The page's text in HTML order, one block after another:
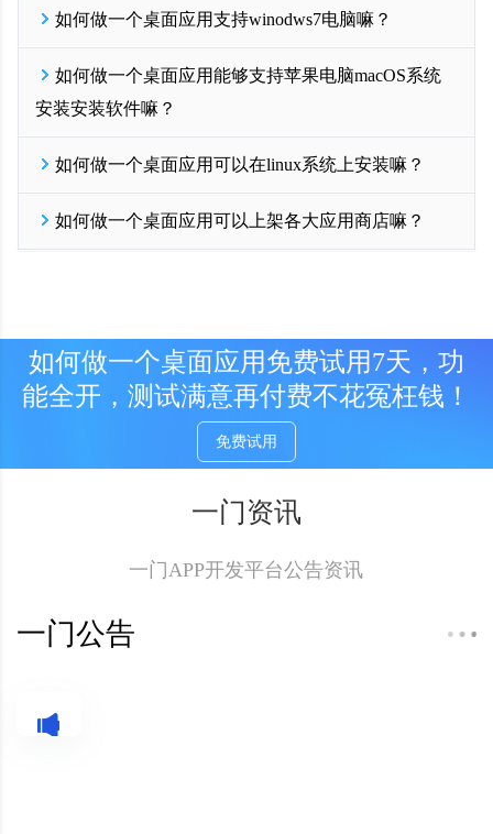
分流下载。
开发EXE从一门开始！免费试用
codesign代码签名证书，也是可以直接在一门开发者后台直接提交申
请的哦
开发EXE从一门开始！免费试用
2. 一门EXE提供200+PC软件原生底层框架接口，PC js API接口，只
需要在您网页上执行JS即可获得原生电脑软件能力，用开发网页的
技术即可做深度电脑软件原生定制
开发EXE从一门开始！免费试用
如何做一个桌面应用支持winodws7电脑嘛？
2. 打包出来的exe软件原则上支持winodws7以上的任意win系统，但
是部分winodws7是之前XP系统升级而来，这个版本如果太老，可能
会出现一些不可预知的兼容性问题。建议使用windows10+的电脑系
统能够获得更好的体验。
开发EXE从一门开始！免费试用
如何做一个桌面应用能够支持苹果电脑macOS系统
安装安装软件嘛？
2. 在一键云端如何做一个桌面应用的同时，您可以勾选生成苹果版
电脑软件生成，支持苹果MacOS系统安装的dmg格式，苹果电脑可
以直接安装的。
开发EXE从一门开始！免费试用
如何做一个桌面应用可以在linux系统上安装嘛？
2. 在一键云端如何做一个桌面应用的同时，您可以勾选生成linux系
统格式的软甲你，比如deb格式和rpm格式，是可以直接在linux系统
如何做一个桌面应用可以上架各大应用商店嘛？
开发EXE从一门开始！免费试用
如何做一个桌面应用免费试用7天，功
能全开，测试满意再付费不花冤枉钱！
免费试用
一门资讯
一门APP开发平台公告资讯
一门公告